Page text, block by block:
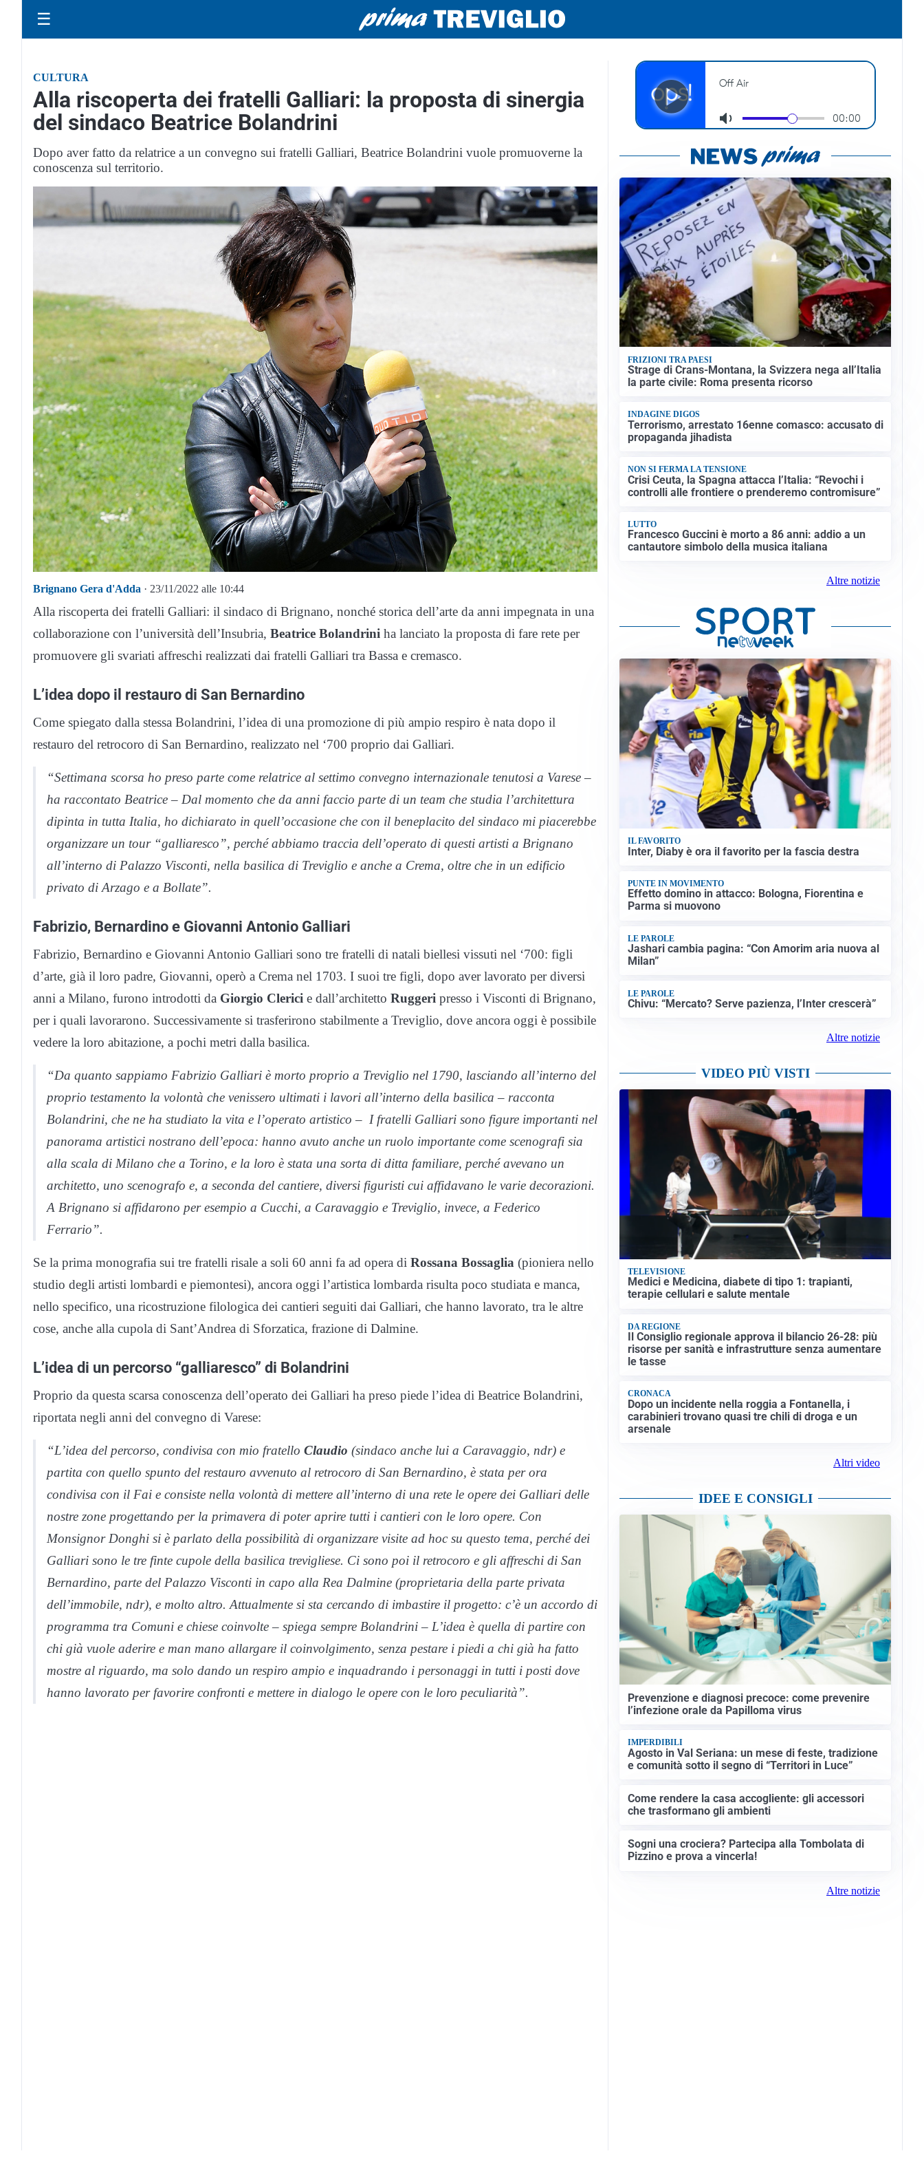
☰
CULTURA
Alla riscoperta dei fratelli Galliari: la proposta di sinergia
del sindaco Beatrice Bolandrini
Dopo aver fatto da relatrice a un convegno sui fratelli Galliari, Beatrice Bolandrini vuole promuoverne la
conoscenza sul territorio.
Brignano Gera d'Adda · 23/11/2022 alle 10:44
Alla riscoperta dei fratelli Galliari: il sindaco di Brignano, nonché storica dell’arte da anni impegnata in una
collaborazione con l’università dell’Insubria, Beatrice Bolandrini ha lanciato la proposta di fare rete per
promuovere gli svariati affreschi realizzati dai fratelli Galliari tra Bassa e cremasco.
L’idea dopo il restauro di San Bernardino
Come spiegato dalla stessa Bolandrini, l’idea di una promozione di più ampio respiro è nata dopo il
restauro del retrocoro di San Bernardino, realizzato nel ‘700 proprio dai Galliari.
“Settimana scorsa ho preso parte come relatrice al settimo convegno internazionale tenutosi a Varese –
ha raccontato Beatrice – Dal momento che da anni faccio parte di un team che studia l’architettura
dipinta in tutta Italia, ho dichiarato in quell’occasione che con il beneplacito del sindaco mi piacerebbe
organizzare un tour “galliaresco”, perché abbiamo traccia dell’operato di questi artisti a Brignano
all’interno di Palazzo Visconti, nella basilica di Treviglio e anche a Crema, oltre che in un edificio
privato di Arzago e a Bollate”.
Fabrizio, Bernardino e Giovanni Antonio Galliari
Fabrizio, Bernardino e Giovanni Antonio Galliari sono tre fratelli di natali biellesi vissuti nel ‘700: figli
d’arte, già il loro padre, Giovanni, operò a Crema nel 1703. I suoi tre figli, dopo aver lavorato per diversi
anni a Milano, furono introdotti da Giorgio Clerici e dall’architetto Ruggeri presso i Visconti di Brignano,
per i quali lavorarono. Successivamente si trasferirono stabilmente a Treviglio, dove ancora oggi è possibile
vedere la loro abitazione, a pochi metri dalla basilica.
“Da quanto sappiamo Fabrizio Galliari è morto proprio a Treviglio nel 1790, lasciando all’interno del
proprio testamento la volontà che venissero ultimati i lavori all’interno della basilica – racconta
Bolandrini, che ne ha studiato la vita e l’operato artistico – I fratelli Galliari sono figure importanti nel
panorama artistici nostrano dell’epoca: hanno avuto anche un ruolo importante come scenografi sia
alla scala di Milano che a Torino, e la loro è stata una sorta di ditta familiare, perché avevano un
architetto, uno scenografo e, a seconda del cantiere, diversi figuristi cui affidavano le varie decorazioni.
A Brignano si affidarono per esempio a Cucchi, a Caravaggio e Treviglio, invece, a Federico
Ferrario”.
Se la prima monografia sui tre fratelli risale a soli 60 anni fa ad opera di Rossana Bossaglia (pioniera nello
studio degli artisti lombardi e piemontesi), ancora oggi l’artistica lombarda risulta poco studiata e manca,
nello specifico, una ricostruzione filologica dei cantieri seguiti dai Galliari, che hanno lavorato, tra le altre
cose, anche alla cupola di Sant’Andrea di Sforzatica, frazione di Dalmine.
L’idea di un percorso “galliaresco” di Bolandrini
Proprio da questa scarsa conoscenza dell’operato dei Galliari ha preso piede l’idea di Beatrice Bolandrini,
riportata negli anni del convegno di Varese:
“L’idea del percorso, condivisa con mio fratello Claudio (sindaco anche lui a Caravaggio, ndr) e
partita con quello spunto del restauro avvenuto al retrocoro di San Bernardino, è stata per ora
condivisa con il Fai e consiste nella volontà di mettere all’interno di una rete le opere dei Galliari delle
nostre zone progettando per la primavera di poter aprire tutti i cantieri con le loro opere. Con
Monsignor Donghi si è parlato della possibilità di organizzare visite ad hoc su questo tema, perché dei
Galliari sono le tre finte cupole della basilica trevigliese. Ci sono poi il retrocoro e gli affreschi di San
Bernardino, parte del Palazzo Visconti in capo alla Rea Dalmine (proprietaria della parte privata
dell’immobile, ndr), e molto altro. Attualmente si sta cercando di imbastire il progetto: c’è un accordo di
programma tra Comuni e chiese coinvolte – spiega sempre Bolandrini – L’idea è quella di partire con
chi già vuole aderire e man mano allargare il coinvolgimento, senza pestare i piedi a chi già ha fatto
mostre al riguardo, ma solo dando un respiro ampio e inquadrando i personaggi in tutti i posti dove
hanno lavorato per favorire confronti e mettere in dialogo le opere con le loro peculiarità”.
FRIZIONI TRA PAESI
Strage di Crans-Montana, la Svizzera nega all’Italia
la parte civile: Roma presenta ricorso
INDAGINE DIGOS
Terrorismo, arrestato 16enne comasco: accusato di
propaganda jihadista
NON SI FERMA LA TENSIONE
Crisi Ceuta, la Spagna attacca l’Italia: “Revochi i
controlli alle frontiere o prenderemo contromisure”
LUTTO
Francesco Guccini è morto a 86 anni: addio a un
cantautore simbolo della musica italiana
Altre notizie
IL FAVORITO
Inter, Diaby è ora il favorito per la fascia destra
PUNTE IN MOVIMENTO
Effetto domino in attacco: Bologna, Fiorentina e
Parma si muovono
LE PAROLE
Jashari cambia pagina: “Con Amorim aria nuova al
Milan”
LE PAROLE
Chivu: “Mercato? Serve pazienza, l’Inter crescerà”
Altre notizie
VIDEO PIÙ VISTI
TELEVISIONE
Medici e Medicina, diabete di tipo 1: trapianti,
terapie cellulari e salute mentale
DA REGIONE
Il Consiglio regionale approva il bilancio 26-28: più
risorse per sanità e infrastrutture senza aumentare
le tasse
CRONACA
Dopo un incidente nella roggia a Fontanella, i
carabinieri trovano quasi tre chili di droga e un
arsenale
Altri video
IDEE E CONSIGLI
Prevenzione e diagnosi precoce: come prevenire
l’infezione orale da Papilloma virus
IMPERDIBILI
Agosto in Val Seriana: un mese di feste, tradizione
e comunità sotto il segno di “Territori in Luce”
Come rendere la casa accogliente: gli accessori
che trasformano gli ambienti
Sogni una crociera? Partecipa alla Tombolata di
Pizzino e prova a vincerla!
Altre notizie